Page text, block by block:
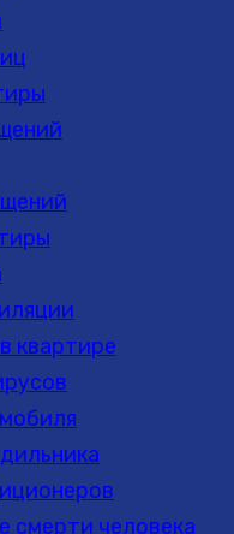
квартире
смерти человека